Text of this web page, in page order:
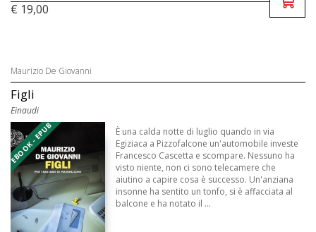
€ 19,00
Maurizio De Giovanni
Figli
Einaudi
EBOOK - EPUB
È una calda notte di luglio quando in via
Egiziaca a Pizzofalcone un'automobile investe
Francesco Cascetta e scompare. Nessuno ha
visto niente, non ci sono telecamere che
aiutino a capire cosa è successo. Un'anziana
insonne ha sentito un tonfo, si è affacciata al
balcone e ha notato il ...